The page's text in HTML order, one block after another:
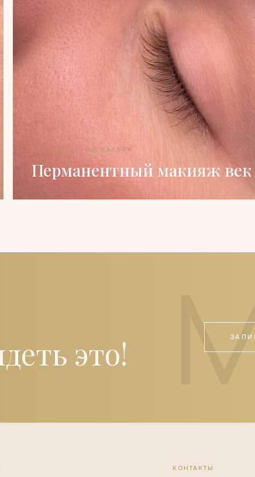
ПЕРМАНЕНТНЫЙ МАКИЯЖ
Перманентный макияж век
это!
КОНТАКТЫ